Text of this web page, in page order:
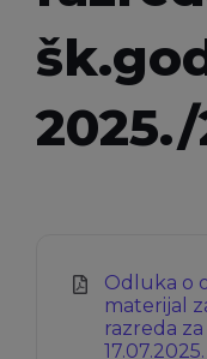
Odluka o
materijal
razreda
17.07.2025.